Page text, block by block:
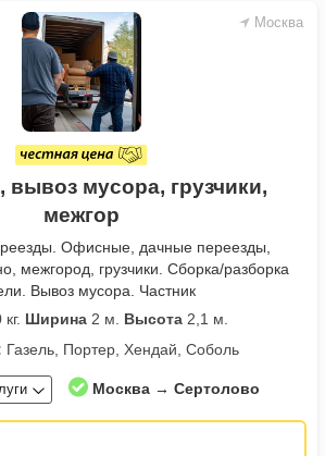
Москва
вывоз мусора, грузчики,
межгор
Офисные, дачные переезды,
межгород, грузчики. Сборка/разборка
Вывоз мусора. Частник
Ширина 2 м. Высота 2,1 м.
Газель, Портер, Хендай, Соболь
Москва → Сертолово